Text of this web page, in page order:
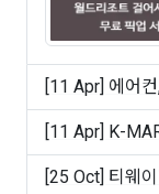
[11 Apr] 에어
[11 Apr] K-MART, 산호세, 99센트 마켓에 한국 과일 및
빵 ..
[25 Oct] 티웨이